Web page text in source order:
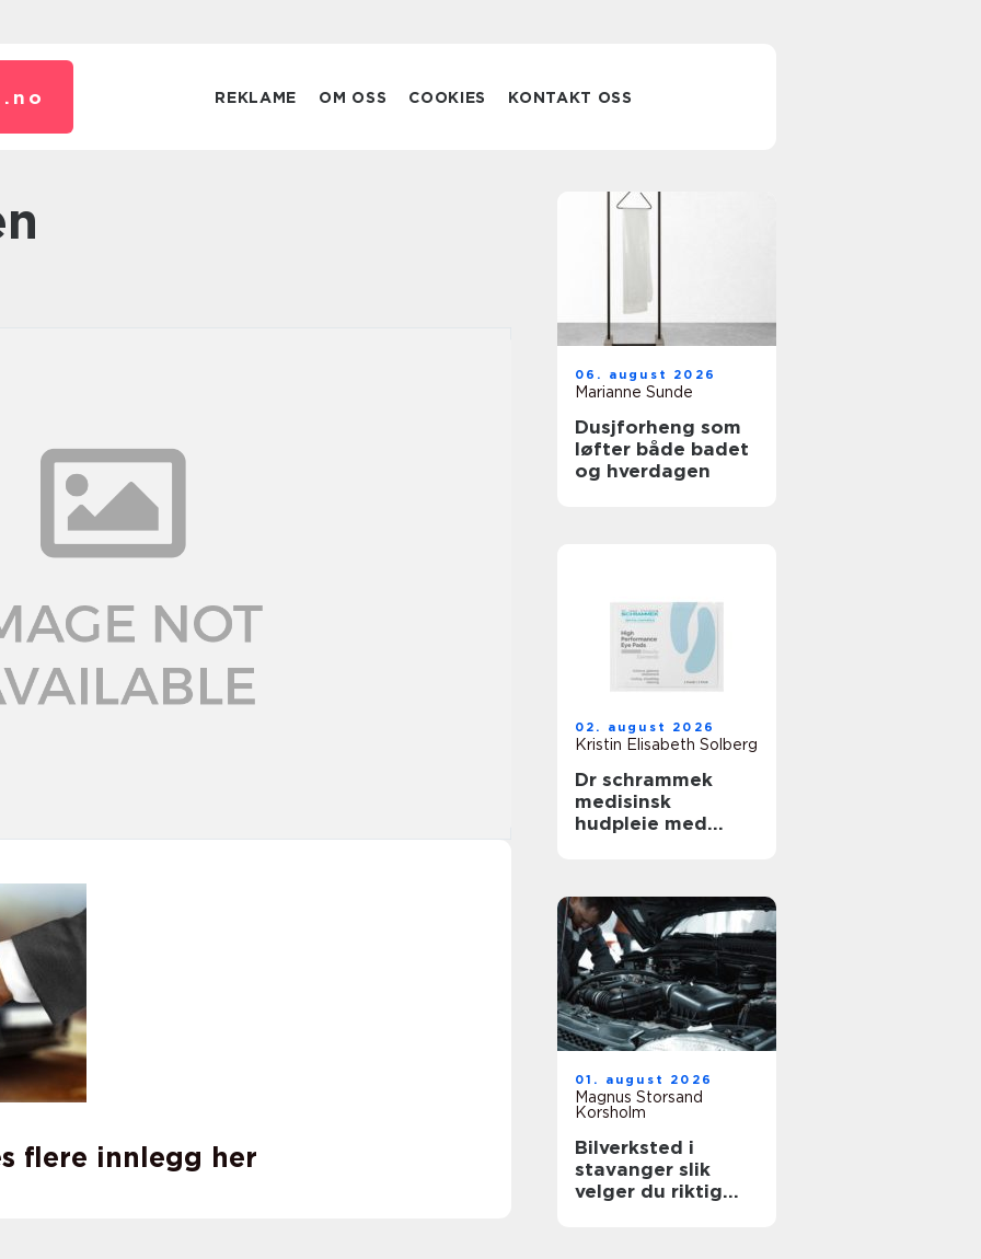
no REKLAME OM OSS COOKIES KONTAKT OSS
flere innlegg her
06. august 2026
Marianne Sunde
Dusjforheng som
løfter både badet
og hverdagen
02. august 2026
Kristin Elisabeth Solberg
Dr schrammek
medisinsk
hudpleie med
01. august 2026
Magnus Storsand
Korsholm
Bilverksted i
stavanger slik
velger du riktig